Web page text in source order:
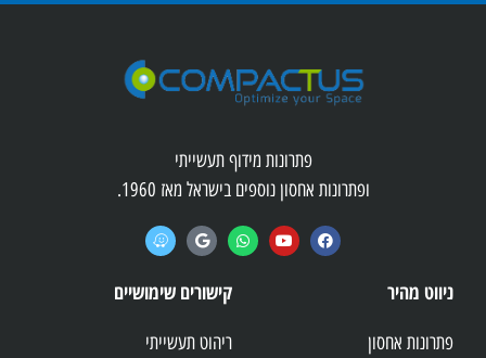
פתרונות מידוף תעשייתי
ופתרונות אחסון נוספים בישראל מאז 1960.
ניווט מהיר
פתרונות אחסון
קישורים שימושיים
ריהוט תעשייתי